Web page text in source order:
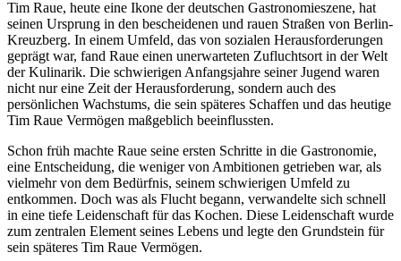
Tim Raue, heute eine Ikone der deutschen Gastronomieszene, hat
seinen Ursprung in den bescheidenen und rauen Straßen von Berlin-
Kreuzberg. In einem Umfeld, das von sozialen Herausforderungen
geprägt war, fand Raue einen unerwarteten Zufluchtsort in der Welt
der Kulinarik. Die schwierigen Anfangsjahre seiner Jugend waren
nicht nur eine Zeit der Herausforderung, sondern auch des
persönlichen Wachstums, die sein späteres Schaffen und das heutige
Tim Raue Vermögen maßgeblich beeinflussten.
Schon früh machte Raue seine ersten Schritte in die Gastronomie,
eine Entscheidung, die weniger von Ambitionen getrieben war, als
vielmehr von dem Bedürfnis, seinem schwierigen Umfeld zu
entkommen. Doch was als Flucht begann, verwandelte sich schnell
in eine tiefe Leidenschaft für das Kochen. Diese Leidenschaft wurde
zum zentralen Element seines Lebens und legte den Grundstein für
sein späteres Tim Raue Vermögen.